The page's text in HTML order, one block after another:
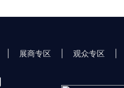
展商专区 观众专区